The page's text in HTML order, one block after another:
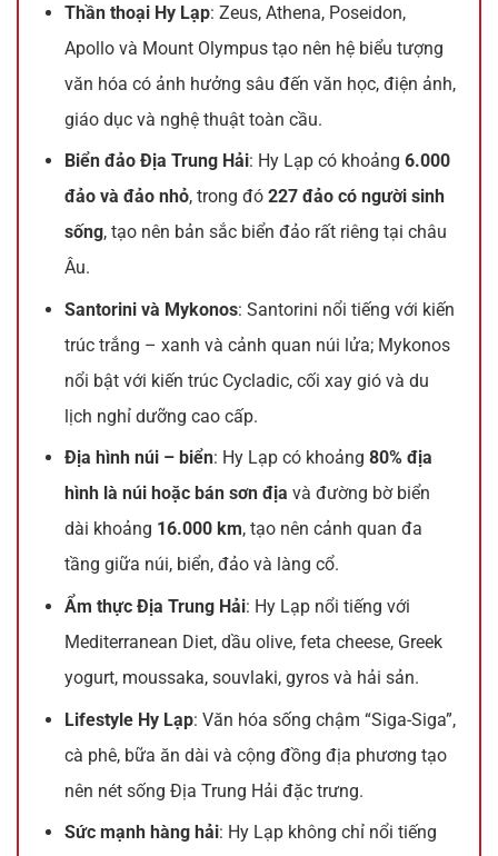
Thần thoại Hy Lạp: Zeus, Athena, Poseidon,
Apollo và Mount Olympus tạo nên hệ biểu tượng
văn hóa có ảnh hưởng sâu đến văn học, điện ảnh,
giáo dục và nghệ thuật toàn cầu.
Biển đảo Địa Trung Hải: Hy Lạp có khoảng6.000
đảo và đảo nhỏ, trong đó227 đảo có người sinh
sống, tạo nên bản sắc biển đảo rất riêng tại châu
Âu.
Santorini và Mykonos: Santorini nổi tiếng với kiến
trúc trắng – xanh và cảnh quan núi lửa; Mykonos
nổi bật với kiến trúc Cycladic, cối xay gió và du
lịch nghỉ dưỡng cao cấp.
Địa hình núi – biển: Hy Lạp có khoảng80% địa
hình là núi hoặc bán sơn địa và đường bờ biển
dài khoảng 16.000 km, tạo nên cảnh quan đa
tầng giữa núi, biển, đảo và làng cổ.
Ẩm thực Địa Trung Hải: Hy Lạp nổi tiếng với
Mediterranean Diet, dầu olive, feta cheese, Greek
yogurt, moussaka, souvlaki, gyros và hải sản.
Lifestyle Hy Lạp: Văn hóa sống chậm “Siga-Siga”,
cà phê, bữa ăn dài và cộng đồng địa phương tạo
nên nét sống Địa Trung Hải đặc trưng.
Sức mạnh hàng hải: Hy Lạp không chỉ nổi tiếng